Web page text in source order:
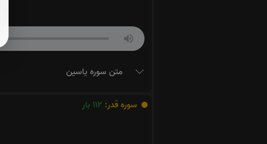
متن سوره یاسین
سوره قدر: 112 بار